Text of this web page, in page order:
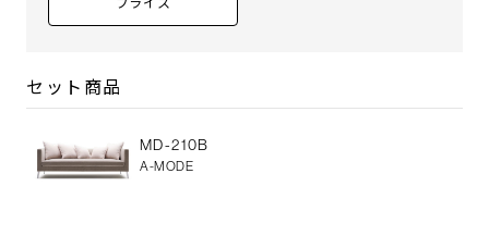
プライス
セット商品
MD-210B
A-MODE